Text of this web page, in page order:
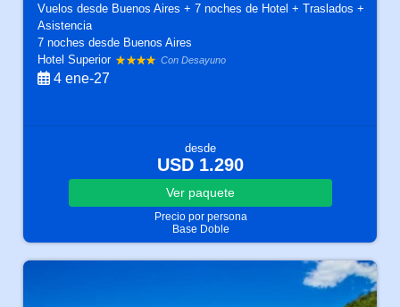
Vuelos desde Buenos Aires + 7 noches de Hotel + Traslados +
Asistencia
7 nochesdesde Buenos Aires
Hotel Superior
Con Desayuno
4 ene-27
desde
USD 1.290
Ver paquete
Precio por persona
Base Doble